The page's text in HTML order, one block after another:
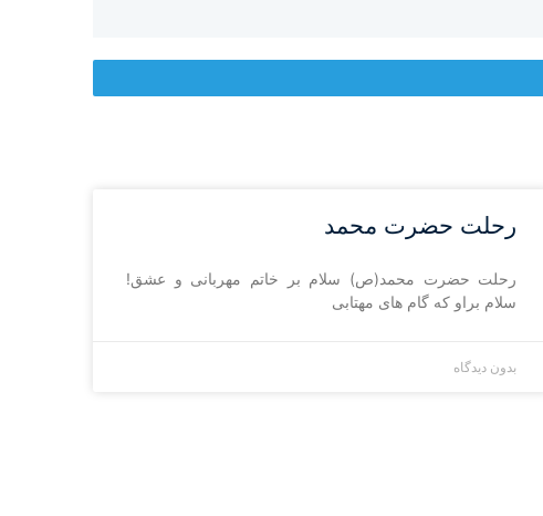
رحلت حضرت محمد
رحلت حضرت محمد(ص) سلام بر خاتم مهربانى و عشق!
سلام براو که گام هاى مهتابى
بدون دیدگاه